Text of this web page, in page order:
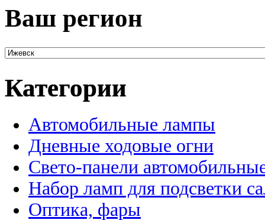
Ваш регион
Категории
Автомобильные лампы
Дневные ходовые огни
Свето-панели
Набор ламп для подсветки
Оптика, фары